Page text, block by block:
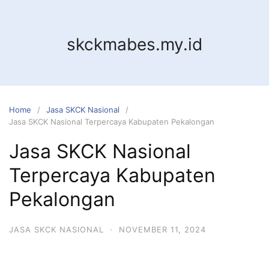
skckmabes.my.id
Home
Jasa SKCK Nasional
Jasa SKCK Nasional Terpercaya Kabupaten Pekalongan
Jasa SKCK Nasional
Terpercaya Kabupaten
Pekalongan
JASA SKCK NASIONAL · NOVEMBER 11, 2024